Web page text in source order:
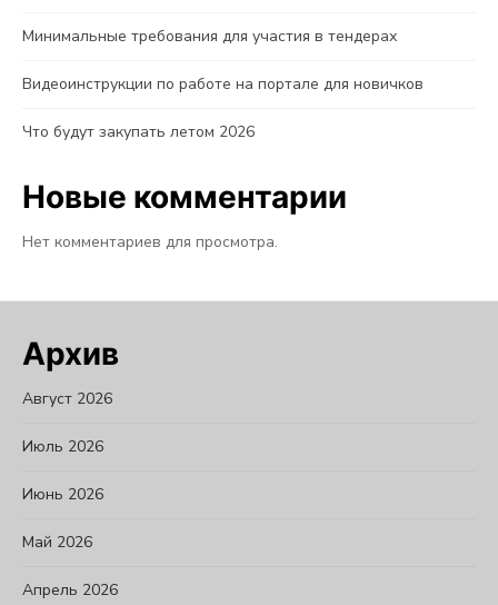
Минимальные требования для участия в тендерах
Видеоинструкции по работе на портале для новичков
Что будут закупать летом 2026
Новые комментарии
Нет комментариев для просмотра.
Архив
Август 2026
Июль 2026
Июнь 2026
Май 2026
Апрель 2026